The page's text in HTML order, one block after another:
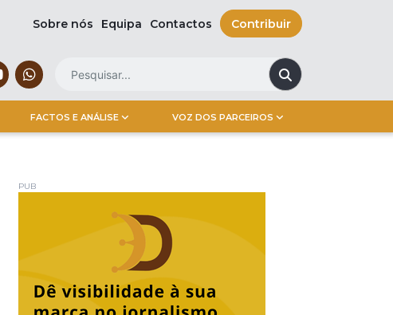
Sobre nós Equipa Contactos Contribuir
FACTOS E ANÁLISE VOZ DOS PARCEIROS
PUB